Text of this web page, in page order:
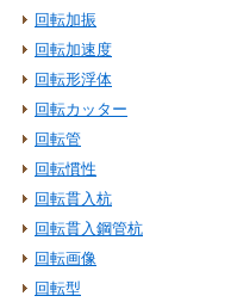
回転加振
回転加速度
回転形浮体
回転カッター
回転管
回転慣性
回転貫入杭
回転貫入鋼管杭
回転画像
回転型